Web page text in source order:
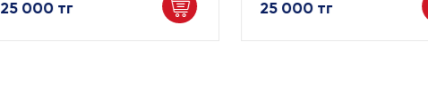
25 000 тг 25 000 тг